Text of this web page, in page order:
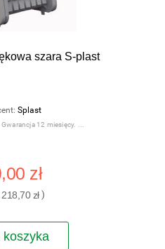
szara S-plast
Splast
12 miesięcy.
zł
218,70 zł)
koszyka